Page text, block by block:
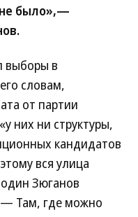
не было»,—
выборы в
словам,
от партии
них ни структуры,
кандидатов
вся улица
Зюганов
Там, где можно